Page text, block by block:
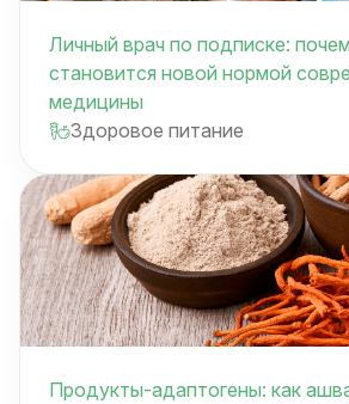
Личный врач по подписке:
становится новой нормой
медицины
Здоровое питание
Продукты-адаптогены: как